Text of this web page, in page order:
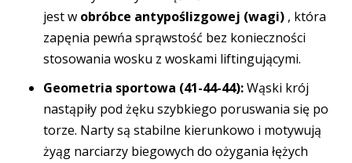
jest w obróbce antypoślizgowej (wagi) , która
zapęnia pewńa sprąwstość bez konieczności
stosowania wosku z woskami liftingującymi.
Geometria sportowa (41-44-44):Wąski krój
nastąpiły pod żęku szybkiego poruswania się po
torze. Narty są stabilne kierunkowo i motywują
żyąg narciarzy biegowych do ożygania łężych